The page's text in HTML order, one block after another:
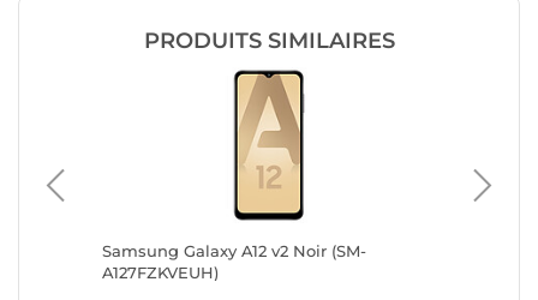
PRODUITS SIMILAIRES
Samsung Galaxy A12 v2 Noir (SM-
A127FZKVEUH)